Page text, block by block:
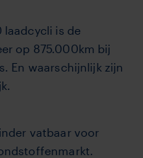
laadcycli is de
op 875.000km bij
En waarschijnlijk zijn
vatbaar voor